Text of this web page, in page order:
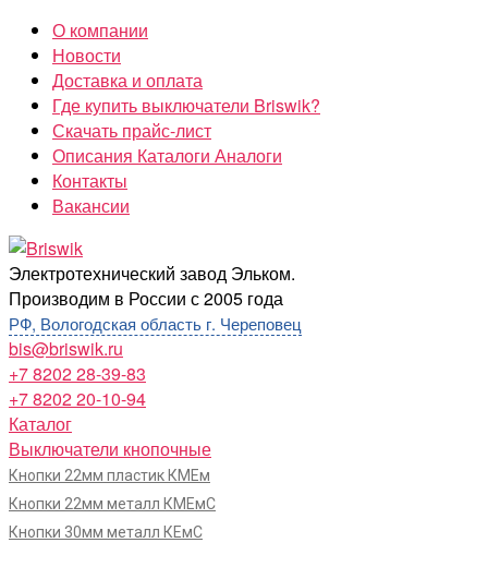
Перейти
содержимому
О компании
Новости
Доставка и оплата
Где купить выключатели Briswik?
Скачать прайс-лист
Описания Каталоги Аналоги
Контакты
Вакансии
Briswik
Электротехнический завод Эльком.
Производим в России с 2005 года
РФ, Вологодская область г. Череповец
bis@briswik.ru
+7 8202 28-39-83
+7 8202 20-10-94
Каталог
Выключатели кнопочные
Кнопки 22мм пластик КМЕм
Кнопки 22мм металл КМЕмС
Кнопки 30мм металл КЕмС